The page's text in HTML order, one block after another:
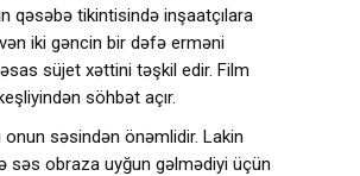
qəsəbə tikintisində inşaatçılara
iki gəncin bir dəfə erməni
süjet xəttini təşkil edir. Film
söhbət açır.
səsindən önəmlidir. Lakin
səs obraza uyğun gəlmədiyi üçün